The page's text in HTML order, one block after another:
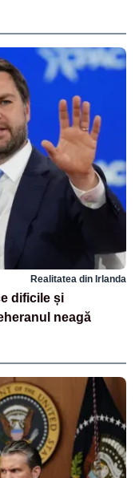
Realitatea din Irlanda
dificile și
neagă